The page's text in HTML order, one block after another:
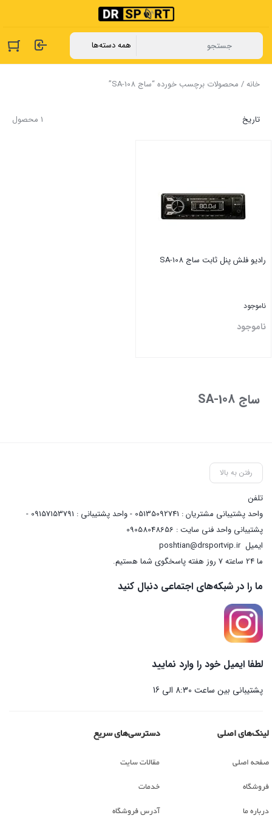
خانه/ محصولات برچسب خورده “ساج SA-108”
1 محصول تاریخ
رادیو فلش پنل ثابت ساج SA-108
ناموجود
ناموجود
ساج SA-108
رفتن به بالا
تلفن
واحد پشتیبانی مشتریان : 05135092741 - واحد پشتیبانی : 09157153791 -
پشتیبانی واحد فنی سایت : 09058048656
ایمیلposhtian@drsportvip.ir
ما 24 ساعته 7 روز هفته پاسخگوی شما هستیم.
ما را در شبکه‌های اجتماعی دنبال کنید
لطفا ایمیل خود را وارد نمایید
پشتیبانی بین ساعت 8:30 الی 16
لینک‌های اصلی
صفحه اصلی
فروشگاه
درباره ما
دسترسی‌های سریع
مقالات سایت
خدمات
آدرس فروشگاه